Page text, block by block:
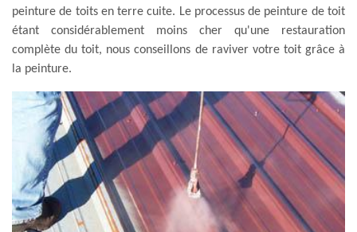
peinture de toits en terre cuite. Le processus de peinture de toit
étant considérablement moins cher qu'une restauration
complète du toit, nous conseillons de raviver votre toit grâce à
la peinture.